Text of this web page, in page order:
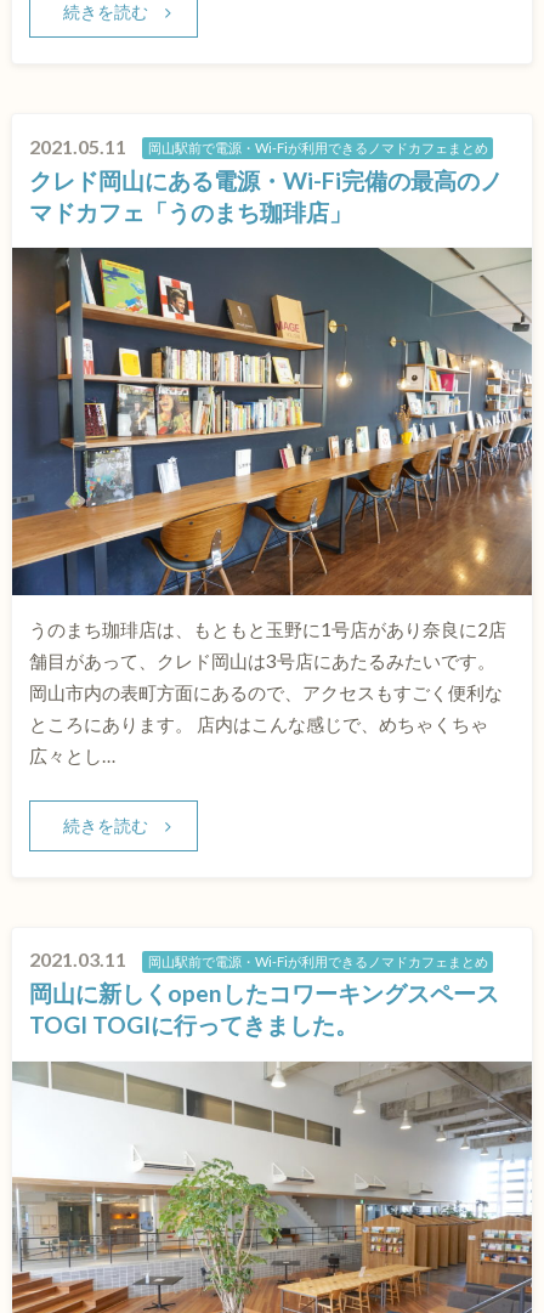
続きを読む
2021.05.11 岡山駅前で電源・Wi-Fiが利用できるノマドカフェまとめ
クレド岡山にある電源・Wi-Fi完備の最高のノ
マドカフェ「うのまち珈琲店」
うのまち珈琲店は、もともと玉野に1号店があり奈良に2店
舗目があって、クレド岡山は3号店にあたるみたいです。
岡山市内の表町方面にあるので、アクセスもすごく便利な
ところにあります。 店内はこんな感じで、めちゃくちゃ
広々とし…
続きを読む
2021.03.11 岡山駅前で電源・Wi-Fiが利用できるノマドカフェまとめ
岡山に新しくopenしたコワーキングスペース
TOGI TOGIに行ってきました。